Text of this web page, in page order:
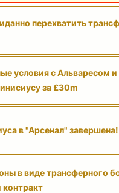
перехватить
условия с Альваресом и
за £30m
в "Арсенал" завершена!
в виде трансферного